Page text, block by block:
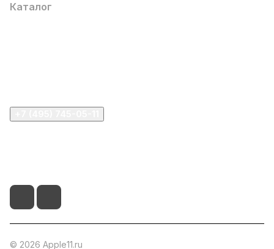
Каталог
© 2026 Apple11.ru